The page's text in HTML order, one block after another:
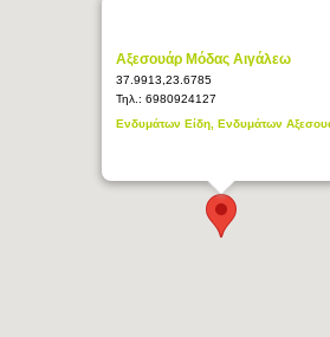
Αξεσουάρ Μόδας Αιγάλεω
37.9913,23.6785
Τηλ.: 6980924127
Ενδυμάτων Είδη, Ενδυμάτων